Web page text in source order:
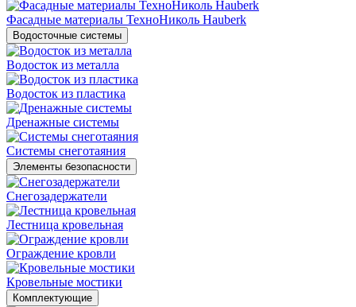
Фасадные материалы ТехноНиколь Hauberk
Водосточные системы
Водосток из металла
Водосток из пластика
Дренажные системы
Системы снеготаяния
Элементы безопасности
Снегозадержатели
Лестница кровельная
Ограждение кровли
Кровельные мостики
Комплектующие